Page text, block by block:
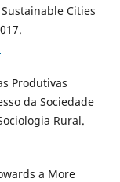
Cities
Produtivas
da Sociedade
Rural.
a More